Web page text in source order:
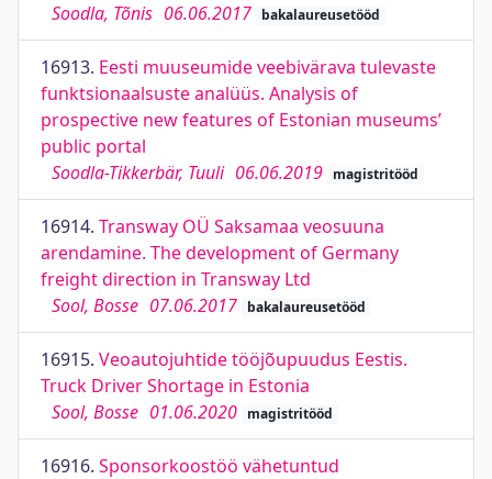
Soodla, Tõnis 06.06.2017 bakalaureusetööd
16913. Eesti muuseumide veebivärava tulevaste
funktsionaalsuste analüüs. Analysis of
prospective new features of Estonian museums’
public portal
Soodla-Tikkerbär, Tuuli 06.06.2019 magistritööd
16914. Transway OÜ Saksamaa veosuuna
arendamine. The development of Germany
freight direction in Transway Ltd
Sool, Bosse 07.06.2017 bakalaureusetööd
16915. Veoautojuhtide tööjõupuudus Eestis.
Truck Driver Shortage in Estonia
Sool, Bosse 01.06.2020 magistritööd
16916. Sponsorkoostöö vähetuntud